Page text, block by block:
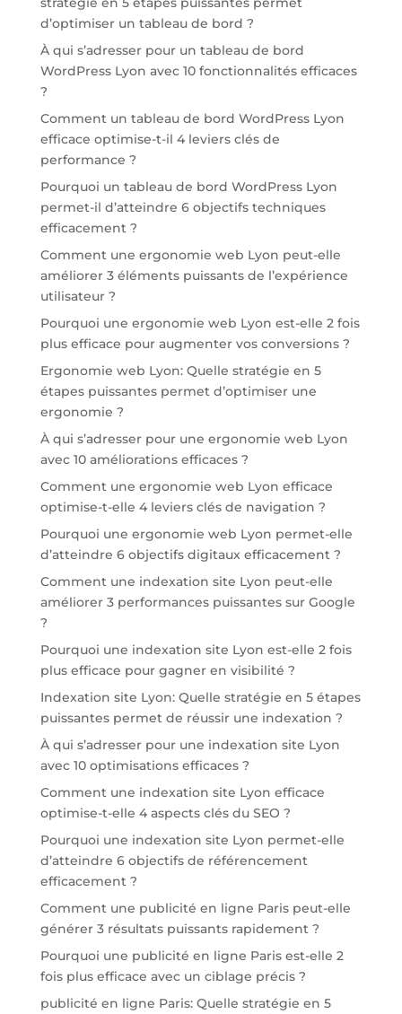
d’optimiser un tableau de bord ?
À qui s’adresser pour un tableau de bord
WordPress Lyon avec 10 fonctionnalités efficaces
?
Comment un tableau de bord WordPress Lyon
efficace optimise-t-il 4 leviers clés de
performance ?
Pourquoi un tableau de bord WordPress Lyon
permet-il d’atteindre 6 objectifs techniques
efficacement ?
Comment une ergonomie web Lyon peut-elle
améliorer 3 éléments puissants de l’expérience
utilisateur ?
Pourquoi une ergonomie web Lyon est-elle 2 fois
plus efficace pour augmenter vos conversions ?
Ergonomie web Lyon: Quelle stratégie en 5
étapes puissantes permet d’optimiser une
ergonomie ?
À qui s’adresser pour une ergonomie web Lyon
avec 10 améliorations efficaces ?
Comment une ergonomie web Lyon efficace
optimise-t-elle 4 leviers clés de navigation ?
Pourquoi une ergonomie web Lyon permet-elle
d’atteindre 6 objectifs digitaux efficacement ?
Comment une indexation site Lyon peut-elle
améliorer 3 performances puissantes sur Google
?
Pourquoi une indexation site Lyon est-elle 2 fois
plus efficace pour gagner en visibilité ?
Indexation site Lyon: Quelle stratégie en 5 étapes
puissantes permet de réussir une indexation ?
À qui s’adresser pour une indexation site Lyon
avec 10 optimisations efficaces ?
Comment une indexation site Lyon efficace
optimise-t-elle 4 aspects clés du SEO ?
Pourquoi une indexation site Lyon permet-elle
d’atteindre 6 objectifs de référencement
efficacement ?
Comment une publicité en ligne Paris peut-elle
générer 3 résultats puissants rapidement ?
Pourquoi une publicité en ligne Paris est-elle 2
fois plus efficace avec un ciblage précis ?
publicité en ligne Paris: Quelle stratégie en 5